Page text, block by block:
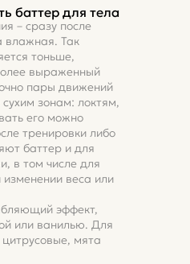
баттер для тела
– сразу после
влажная. Так
тоньше,
выраженный
пары движений
зонам: локтям,
его можно
тренировки либо
баттер и для
в том числе для
веса или
эффект,
или ванилью. Для
мята